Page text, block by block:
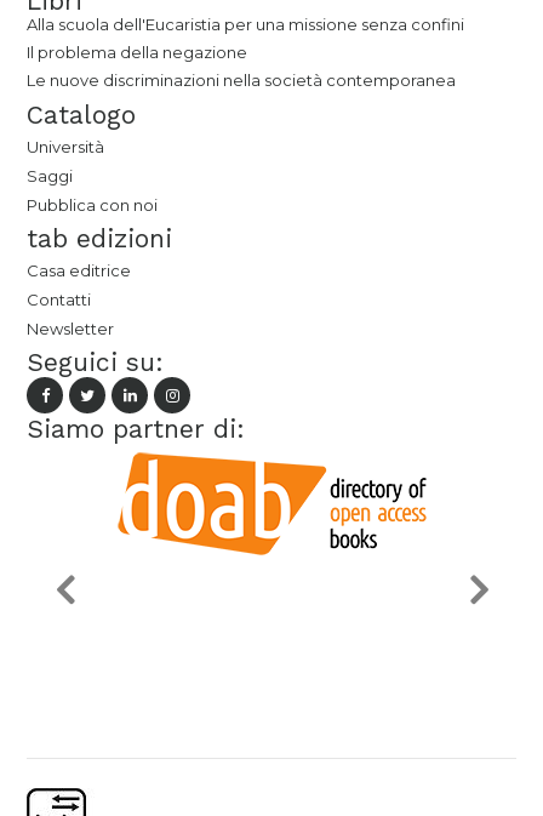
Alla scuola dell'Eucaristia per una missione senza confini
Il problema della negazione
Le nuove discriminazioni nella società contemporanea
Catalogo
Università
Saggi
Pubblica con noi
tab edizioni
Casa editrice
Contatti
Newsletter
Seguici su:
Siamo partner di: